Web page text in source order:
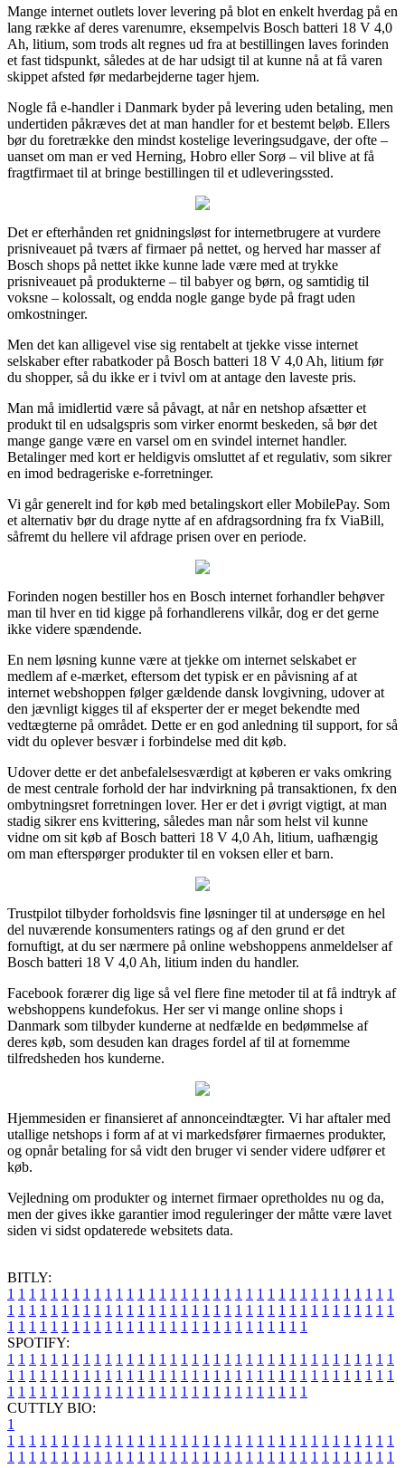
Mange internet outlets lover levering på blot en enkelt hverdag på en
lang række af deres varenumre, eksempelvis Bosch batteri 18 V 4,0
Ah, litium, som trods alt regnes ud fra at bestillingen laves forinden
et fast tidspunkt, således at de har udsigt til at kunne nå at få varen
skippet afsted før medarbejderne tager hjem.
Nogle få e-handler i Danmark byder på levering uden betaling, men
undertiden påkræves det at man handler for et bestemt beløb. Ellers
bør du foretrække den mindst kostelige leveringsudgave, der ofte –
uanset om man er ved Herning, Hobro eller Sorø – vil blive at få
fragtfirmaet til at bringe bestillingen til et udleveringssted.
Det er efterhånden ret gnidningsløst for internetbrugere at vurdere
prisniveauet på tværs af firmaer på nettet, og herved har masser af
Bosch shops på nettet ikke kunne lade være med at trykke
prisniveauet på produkterne – til babyer og børn, og samtidig til
voksne – kolossalt, og endda nogle gange byde på fragt uden
omkostninger.
Men det kan alligevel vise sig rentabelt at tjekke visse internet
selskaber efter rabatkoder på Bosch batteri 18 V 4,0 Ah, litium før
du shopper, så du ikke er i tvivl om at antage den laveste pris.
Man må imidlertid være så påvagt, at når en netshop afsætter et
produkt til en udsalgspris som virker enormt beskeden, så bør det
mange gange være en varsel om en svindel internet handler.
Betalinger med kort er heldigvis omsluttet af et regulativ, som sikrer
en imod bedrageriske e-forretninger.
Vi går generelt ind for køb med betalingskort eller MobilePay. Som
et alternativ bør du drage nytte af en afdragsordning fra fx ViaBill,
såfremt du hellere vil afdrage prisen over en periode.
Forinden nogen bestiller hos en Bosch internet forhandler behøver
man til hver en tid kigge på forhandlerens vilkår, dog er det gerne
ikke videre spændende.
En nem løsning kunne være at tjekke om internet selskabet er
medlem af e-mærket, eftersom det typisk er en påvisning af at
internet webshoppen følger gældende dansk lovgivning, udover at
den jævnligt kigges til af eksperter der er meget bekendte med
vedtægterne på området. Dette er en god anledning til support, for så
vidt du oplever besvær i forbindelse med dit køb.
Udover dette er det anbefalelsesværdigt at køberen er vaks omkring
de mest centrale forhold der har indvirkning på transaktionen, fx den
ombytningsret forretningen lover. Her er det i øvrigt vigtigt, at man
stadig sikrer ens kvittering, således man når som helst vil kunne
vidne om sit køb af Bosch batteri 18 V 4,0 Ah, litium, uafhængig
om man efterspørger produkter til en voksen eller et barn.
Trustpilot tilbyder forholdsvis fine løsninger til at undersøge en hel
del nuværende konsumenters ratings og af den grund er det
fornuftigt, at du ser nærmere på online webshoppens anmeldelser af
Bosch batteri 18 V 4,0 Ah, litium inden du handler.
Facebook forærer dig lige så vel flere fine metoder til at få indtryk af
webshoppens kundefokus. Her ser vi mange online shops i
Danmark som tilbyder kunderne at nedfælde en bedømmelse af
deres køb, som desuden kan drages fordel af til at fornemme
tilfredsheden hos kunderne.
Hjemmesiden er finansieret af annonceindtægter. Vi har aftaler med
utallige netshops i form af at vi markedsfører firmaernes produkter,
og opnår betaling for så vidt den bruger vi sender videre udfører et
køb.
Vejledning om produkter og internet firmaer opretholdes nu og da,
men der gives ikke garantier imod reguleringer der måtte være lavet
siden vi sidst opdaterede websitets data.
BITLY:
1 1 1 1 1 1 1 1 1 1 1 1 1 1 1 1 1 1 1 1 1 1 1 1 1 1 1 1 1 1 1 1 1 1 1 1
1 1 1 1 1 1 1 1 1 1 1 1 1 1 1 1 1 1 1 1 1 1 1 1 1 1 1 1 1 1 1 1 1 1 1 1
1 1 1 1 1 1 1 1 1 1 1 1 1 1 1 1 1 1 1 1 1 1 1 1 1 1 1 1
SPOTIFY:
1 1 1 1 1 1 1 1 1 1 1 1 1 1 1 1 1 1 1 1 1 1 1 1 1 1 1 1 1 1 1 1 1 1 1 1
1 1 1 1 1 1 1 1 1 1 1 1 1 1 1 1 1 1 1 1 1 1 1 1 1 1 1 1 1 1 1 1 1 1 1 1
1 1 1 1 1 1 1 1 1 1 1 1 1 1 1 1 1 1 1 1 1 1 1 1 1 1 1 1
CUTTLY BIO:
1
1 1 1 1 1 1 1 1 1 1 1 1 1 1 1 1 1 1 1 1 1 1 1 1 1 1 1 1 1 1 1 1 1 1 1 1
1 1 1 1 1 1 1 1 1 1 1 1 1 1 1 1 1 1 1 1 1 1 1 1 1 1 1 1 1 1 1 1 1 1 1 1